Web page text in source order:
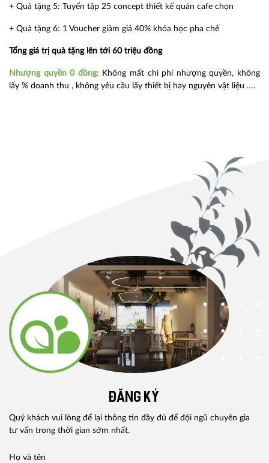
+ Quà tặng 5: Tuyển tập 25 concept thiết kế quán cafe chọn
+ Quà tặng 6: 1 Voucher giảm giá 40% khóa học pha chế
Tổng giá trị quà tặng lên tới 60 triệu đồng
Nhượng quyền 0 đồng: Không mất chi phí nhượng quyền, không
lấy % doanh thu , không yêu cầu lấy thiết bị hay nguyên vật liệu ….
ĐĂNG KÝ
Quý khách vui lòng để lại thông tin đầy đủ để đội ngũ chuyên gia
tư vấn trong thời gian sớm nhất.
Họ và tên